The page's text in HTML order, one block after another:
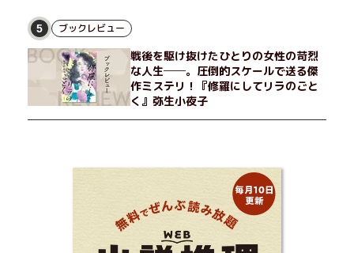
5 ブックレビュー
戦後を駆け抜けたひとりの女性の苛烈
な人生──。圧倒的スケールで送る傑
作ミステリ！『修羅にしてリラのごと
く』弥生小夜子